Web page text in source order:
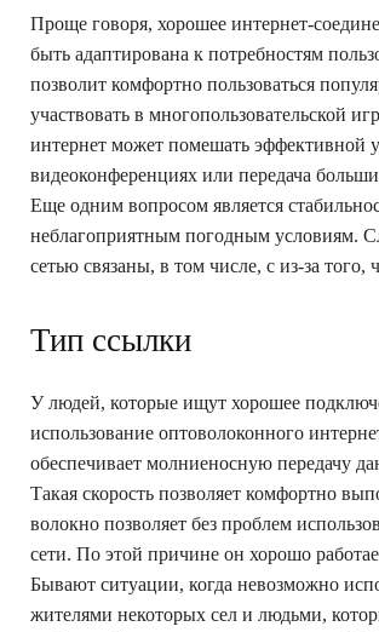
Проще говоря, хорошее интернет-
быть адаптирована к потребностям
позволит комфортно пользоваться
участвовать в многопользовательской
интернет может помешать эффективной
видеоконференциях или передача
Еще одним вопросом является
неблагоприятным погодным условиям.
сетью связаны, в том числе, с из-за того,
Тип ссылки
У людей, которые ищут хорошее
использование оптоволоконного
обеспечивает молниеносную передачу
Такая скорость позволяет комфортно
волокно позволяет без проблем
сети. По этой причине он хорошо
Бывают ситуации, когда невозможно
жителями некоторых сел и людьми,